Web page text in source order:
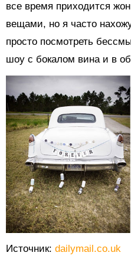
все время приходится
вещами, но я часто
просто посмотреть
шоу с бокалом вина и в
Источник: dailymail.co.uk